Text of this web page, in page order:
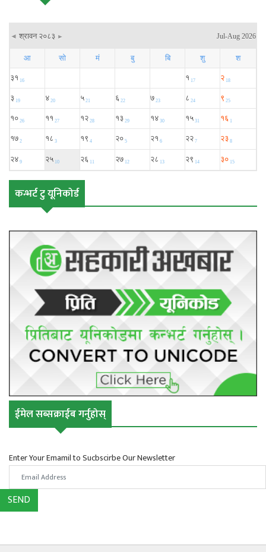
कन्भर्ट टु यूनिकोर्ड
ईमेल सब्सक्राईब गर्नुहोस्
Enter Your Emamil to Sucbscirbe Our Newsletter
SEND